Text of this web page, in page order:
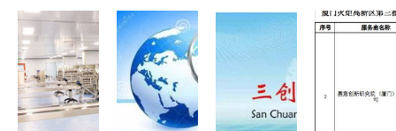
智慧用電全
系產品亮相
FIOT2021
中國消防物
攜創新產品
亮相第26屆
中國高速公
路信息化大
洲大學這些
費飆升，留
學生直
產品到市場